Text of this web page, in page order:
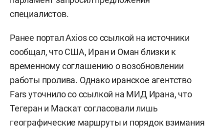
специалистов.
Ранее портал Axios со ссылкой на источники
сообщал, что США, Иран и Оман близки к
временному соглашению о возобновлении
работы пролива. Однако иранское агентство
Fars уточнило со ссылкой на МИД Ирана, что
Тегеран и Маскат согласовали лишь
географические маршруты и порядок взимания